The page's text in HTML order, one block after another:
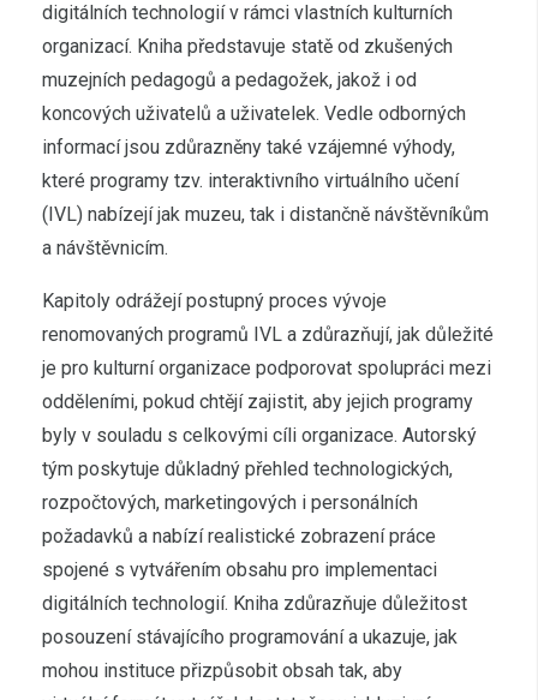
digitálních technologií v rámci vlastních kulturních
organizací. Kniha představuje statě od zkušených
muzejních pedagogů a pedagožek, jakož i od
koncových uživatelů a uživatelek. Vedle odborných
informací jsou zdůrazněny také vzájemné výhody,
které programy tzv. interaktivního virtuálního učení
(IVL) nabízejí jak muzeu, tak i distančně návštěvníkům
a návštěvnicím.
Kapitoly odrážejí postupný proces vývoje
renomovaných programů IVL a zdůrazňují, jak důležité
je pro kulturní organizace podporovat spolupráci mezi
odděleními, pokud chtějí zajistit, aby jejich programy
byly v souladu s celkovými cíli organizace. Autorský
tým poskytuje důkladný přehled technologických,
rozpočtových, marketingových i personálních
požadavků a nabízí realistické zobrazení práce
spojené s vytvářením obsahu pro implementaci
digitálních technologií. Kniha zdůrazňuje důležitost
posouzení stávajícího programování a ukazuje, jak
mohou instituce přizpůsobit obsah tak, aby